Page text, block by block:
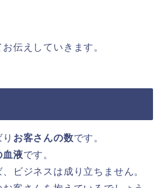
伝えしていきます。
お客さんの数です。
血液です。
ビジネスは成り立ちません。